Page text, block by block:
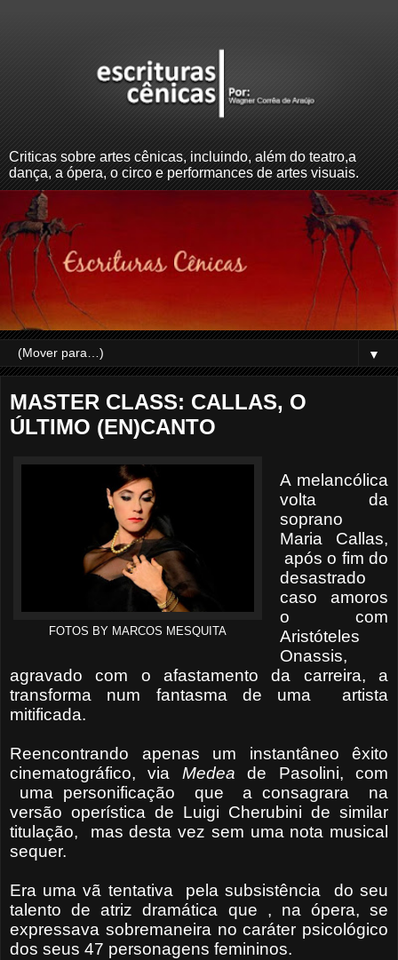
Criticas sobre artes cênicas, incluindo, além do teatro,a
dança, a ópera, o circo e performances de artes visuais.
▼
MASTER CLASS: CALLAS, O
ÚLTIMO (EN)CANTO
FOTOS BY MARCOS MESQUITA
A melancólica
volta da
soprano
Maria Callas,
após o fim do
desastrado
caso amoros
o com
Aristóteles
Onassis,
agravado com o afastamento da carreira, a
transforma num fantasma de uma artista
mitificada.
Reencontrando apenas um instantâneo êxito
cinematográfico, via Medea de Pasolini, com
uma personificação que a consagrara na
versão operística de Luigi Cherubini de similar
titulação, mas desta vez sem uma nota musical
sequer.
Era uma vã tentativa pela subsistência do seu
talento de atriz dramática que , na ópera, se
expressava sobremaneira no caráter psicológico
dos seus 47 personagens femininos.